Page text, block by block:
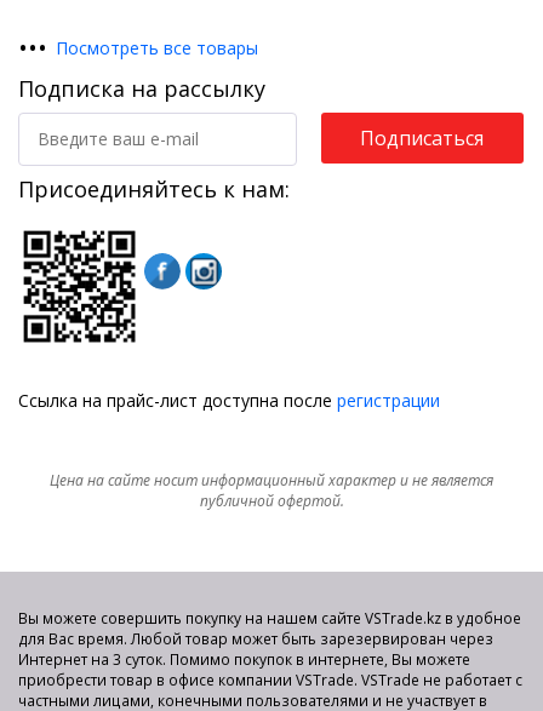
••• Посмотреть все товары
Подписка на рассылку
Подписаться
Присоединяйтесь к нам:
Ссылка на прайс-лист доступна после регистрации
Цена на сайте носит информационный характер и не является
публичной офертой.
Вы можете совершить покупку на нашем сайте VSTrade.kz в удобное
для Вас время. Любой товар может быть зарезервирован через
Интернет на 3 суток. Помимо покупок в интернете, Вы можете
приобрести товар в офисе компании VSTrade. VSTrade не работает с
частными лицами, конечными пользователями и не участвует в